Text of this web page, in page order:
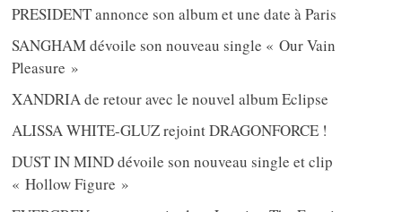
PRESIDENT annonce son album et une date à Paris
SANGHAM dévoile son nouveau single « Our Vain
Pleasure »
XANDRIA de retour avec le nouvel album Eclipse
ALISSA WHITE-GLUZ rejoint DRAGONFORCE !
DUST IN MIND dévoile son nouveau single et clip
« Hollow Figure »